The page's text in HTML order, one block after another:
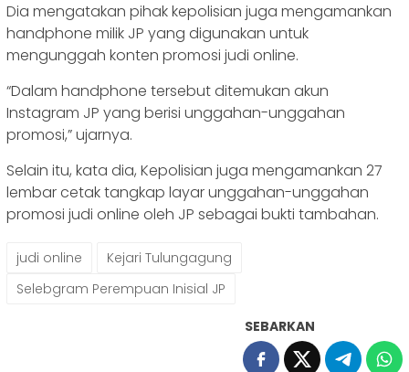
Dia mengatakan pihak kepolisian juga mengamankan
handphone milik JP yang digunakan untuk
mengunggah konten promosi judi online.
“Dalam handphone tersebut ditemukan akun
Instagram JP yang berisi unggahan-unggahan
promosi,” ujarnya.
Selain itu, kata dia, Kepolisian juga mengamankan 27
lembar cetak tangkap layar unggahan-unggahan
promosi judi online oleh JP sebagai bukti tambahan.
judi online
Kejari Tulungagung
Selebgram Perempuan Inisial JP
SEBARKAN